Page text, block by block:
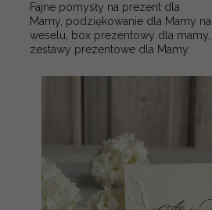
Fajne pomysły na prezent dla
Mamy, podziękowanie dla Mamy na
weselu, box prezentowy dla mamy,
zestawy prezentowe dla Mamy